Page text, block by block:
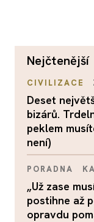
nejčtenější
CIVILIZACE
Deset
bizárů.
peklem
není)
PORADNA
„Už zase
postihne až
opravdu